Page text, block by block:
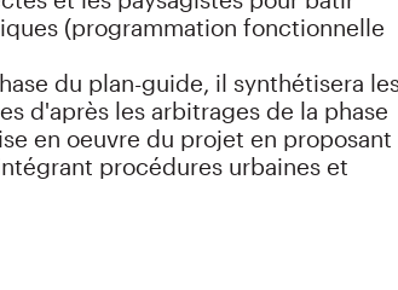
(programmation fonctionnelle
du plan-guide, il synthétisera
d'après les arbitrages de la phase
en oeuvre du projet en proposant
procédures urbaines et